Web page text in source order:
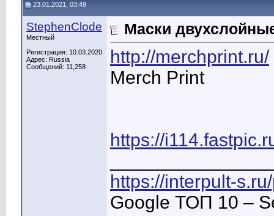
23.01.2021, 03:49
StephenClode
Местный
Регистрация: 10.03.2020
Адрес: Russia
Сообщений: 11,258
Маски
http://merchprint.ru/
Merch Print
https://
https://interpult-
Google ТОП 10 –